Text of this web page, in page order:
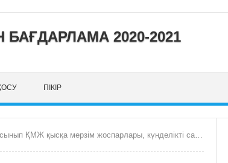
2020-2021
ПІКІР
жоспарлары, күнделікті сабақ жоспарлары «Атамұра» Барлығы – 66 сағат, аптасына 2 сағаттан